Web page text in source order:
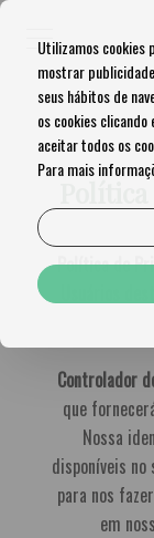
Política de
Usuários
Controlador
que
Nossa
disponíveis
para nos
em
Utilizamos cookies
mostrar
seus hábitos de
os cookies clicando
aceitar todos os
Para mais